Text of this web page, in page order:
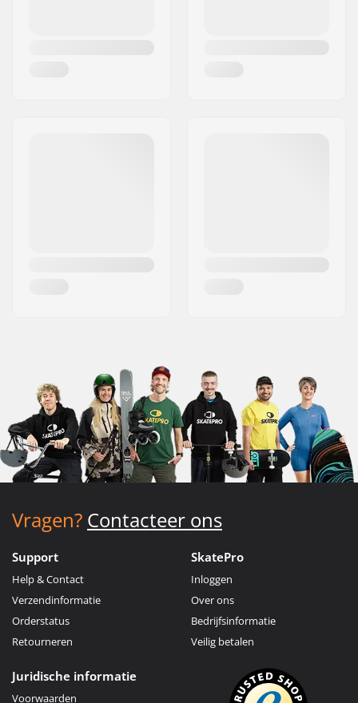
Vragen? Contacteer ons
Support
Help & Contact
Verzendinformatie
Orderstatus
Retourneren
SkatePro
Inloggen
Over ons
Bedrijfsinformatie
Veilig betalen
Juridische informatie
Voorwaarden